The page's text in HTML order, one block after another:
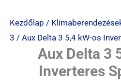
Kezdőlap /
3 / Aux Delta 3 5,4 kW-os
Aux Delta 3
Inverteres